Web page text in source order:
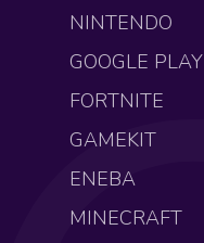
NINTENDO
GOOGLE PLAY
FORTNITE
GAMEKIT
ENEBA
MINECRAFT